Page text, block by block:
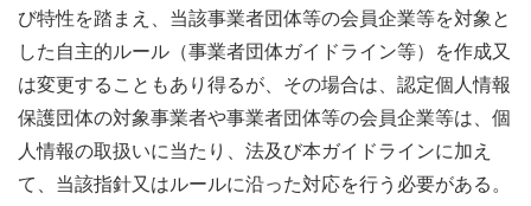
び特性を踏まえ、当該事業者団体等の会員企業等を対象と
した自主的ルール（事業者団体ガイドライン等）を作成又
は変更することもあり得るが、その場合は、認定個人情報
保護団体の対象事業者や事業者団体等の会員企業等は、個
人情報の取扱いに当たり、法及び本ガイドラインに加え
て、当該指針又はルールに沿った対応を行う必要がある。